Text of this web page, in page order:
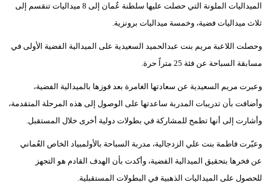
مدوَّنات
أبراج
الميداليات الملونة التي حصلت عليها سلطنة عُمان إلى 8 ميداليات تنقسم إلى
ثلاث ميداليات فضية، وخمسة ميداليات برونزية.
وحصلت اللاعبة مريم بنت عبدالحميد السعيدية على الميدالية الفضية الأولى في
مسابقة السباحة عن فئة 25 متراً حرة.
وعبرت مريم السعيدية عن سعادتها الغامرة بعد فوزها بالميدالية الفضية،
وأضافت بأن تدريبات المدربة ساعدتها على الوصول إلى هذه المرحلة المتقدمة،
وأشارت إلى أنها تطمح للمشاركة في بطولات دولية أخرى خلال المستقبل.
وعبّرت فاطمة بنت علي الزدجالية، مدربة السباحة بالأولمبياد الخاص العُماني
عن فخرها بتحقيق الميدالية الفضية، وأكدت بأن الهدف القادم هو التجهز
للحصول على الميداليات الذهبية في البطولات المستقبلية.